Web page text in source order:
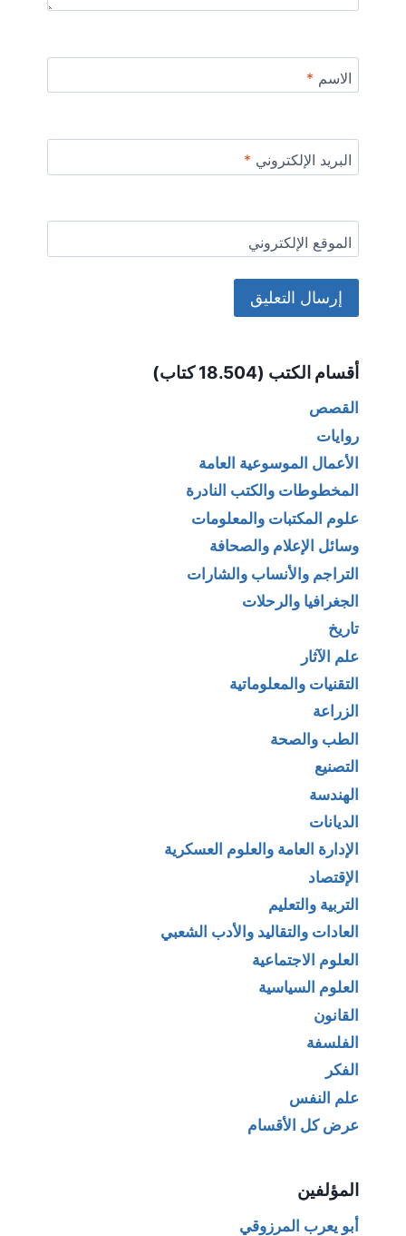
الاسم *
البريد الإلكتروني *
الموقع الإلكتروني
أقسام الكتب (18.504 كتاب)
القصص
روايات
الأعمال الموسوعية العامة
المخطوطات والكتب النادرة
علوم المكتبات والمعلومات
وسائل الإعلام والصحافة
التراجم والأنساب والشارات
الجغرافيا والرحلات
تاريخ
علم الآثار
التقنيات والمعلوماتية
الزراعة
الطب والصحة
التصنيع
الهندسة
الديانات
الإدارة العامة والعلوم العسكرية
الإقتصاد
التربية والتعليم
العادات والتقاليد والأدب الشعبي
العلوم الاجتماعية
العلوم السياسية
القانون
الفلسفة
الفكر
علم النفس
عرض كل الأقسام
المؤلفين
أبو يعرب المرزوقي